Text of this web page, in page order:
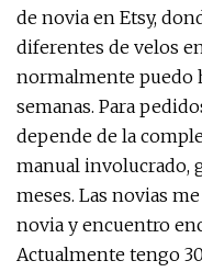
de novia en Etsy,
diferentes de velos
normalmente puedo
semanas. Para
depende de la
manual involucrado,
meses. Las novias
novia y encuentro
Actualmente tengo